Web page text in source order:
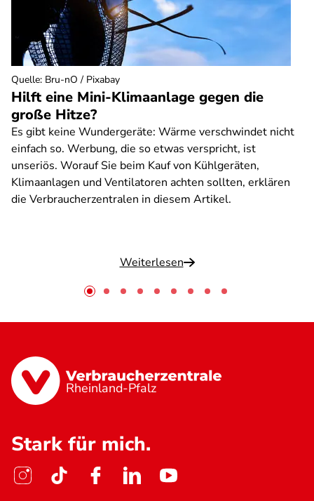
Hilft eine Mini-Klimaanlage gegen die
große Hitze?
Es gibt keine Wundergeräte: Wärme verschwindet nicht
einfach so. Werbung, die so etwas verspricht, ist
unseriös. Worauf Sie beim Kauf von Kühlgeräten,
Klimaanlagen und Ventilatoren achten sollten, erklären
die Verbraucherzentralen in diesem Artikel.
Weiterlesen
Quelle: Bru-nO / Pixabay
Rheinland-Pfalz
Stark für mich.